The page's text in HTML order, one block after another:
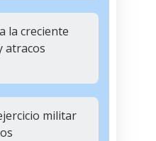
la creciente
atracos
militar